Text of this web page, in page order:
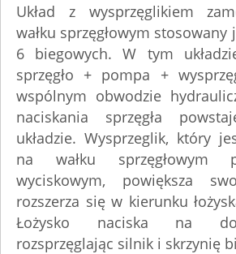
Układ z wysprzęglikiem
wałku sprzęgłowym stosowany
6 biegowych. W tym
sprzęgło + pompa +
wspólnym obwodzie
naciskania sprzęgła
układzie. Wysprzeglik, który
na wałku sprzęgłowym
wyciskowym, powiększa
rozszerza się w kierunku
Łożysko naciska na
rozsprzęglając silnik i skrzynię